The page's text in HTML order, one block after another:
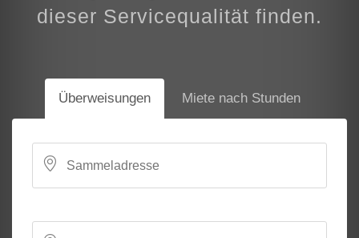
dieser Servicequalität finden.
Überweisungen Miete nach Stunden